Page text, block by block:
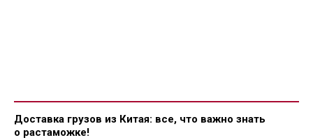
Доставка грузов из Китая: все, что важно знать
о растаможке!